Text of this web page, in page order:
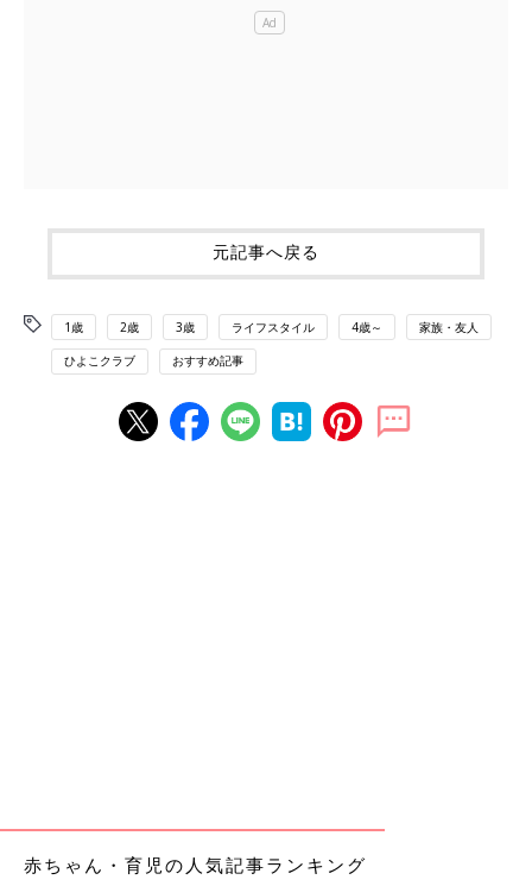
元記事へ戻る
1歳 2歳 3歳 ライフスタイル 4歳～ 家族・友人
ひよこクラブ おすすめ記事
赤ちゃん・育児の人気記事ランキング